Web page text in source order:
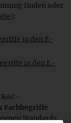
finden oder
):
in den E-
in den E-
Fachbegriffe
Standards